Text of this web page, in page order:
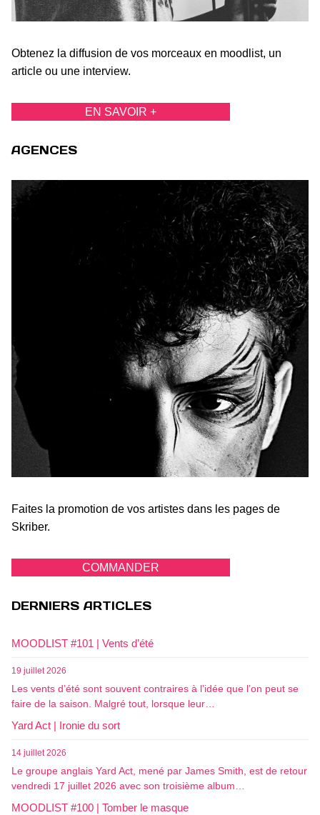
Obtenez la diffusion de vos morceaux en moodlist, un
article ou une interview.
EN SAVOIR +
AGENCES
Faites la promotion de vos artistes dans les pages de
Skriber.
COMMANDER
DERNIERS ARTICLES
MOODLIST #101 | Vents d’été
19 juillet 2026
Les vents d’été sont souvent contraires à l’idée que l’on peut se
faire de la saison. Malgré tout, lorsque leur…
Yard Act | Ironie du sort
14 juillet 2026
Le groupe anglais Yard Act, mené par James Smith, est de retour
vendredi 17 juillet 2026 avec son troisième album…
MOODLIST #100 | Tomber le masque